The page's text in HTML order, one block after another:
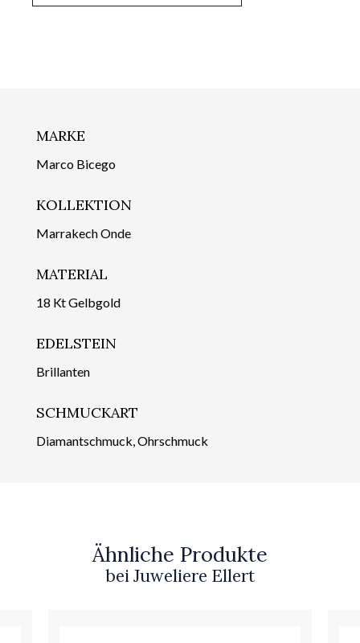
MARKE
Marco Bicego
KOLLEKTION
Marrakech Onde
MATERIAL
18 Kt Gelbgold
EDELSTEIN
Brillanten
SCHMUCKART
Diamantschmuck, Ohrschmuck
Ähnliche Produkte
bei Juweliere Ellert